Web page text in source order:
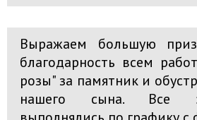
Выражаем большую
благодарность всем
розы" за памятник и
нашего сына. Все